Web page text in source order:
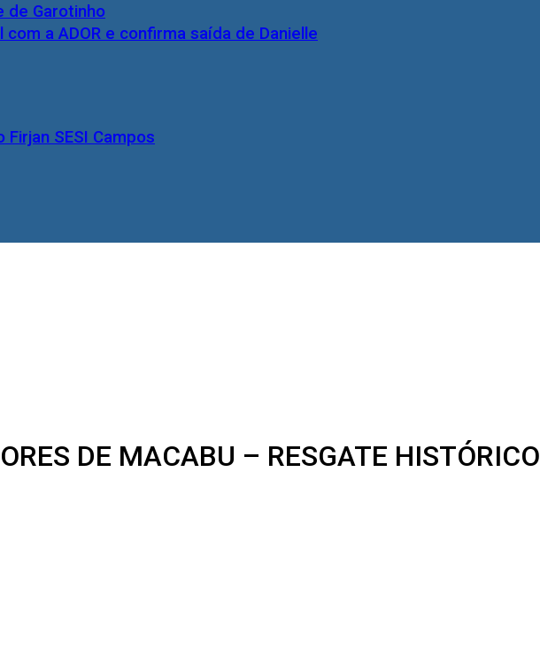
a ADOR e confirma saída de Danielle
Firjan SESI Campos
de Garotinho
DE MACABU – RESGATE HISTÓRICO